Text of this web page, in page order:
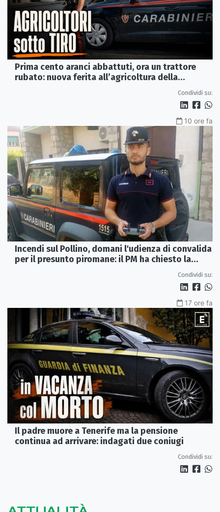
Prima cento aranci abbattuti, ora un trattore
rubato: nuova ferita all’agricoltura della
Condividi su:
10 ore fa
Incendi sul Pollino, domani l'udienza di convalida
per il presunto piromane: il PM ha chiesto la
Condividi su:
17 ore fa
Il padre muore a Tenerife ma la pensione
continua ad arrivare: indagati due coniugi
Condividi su: